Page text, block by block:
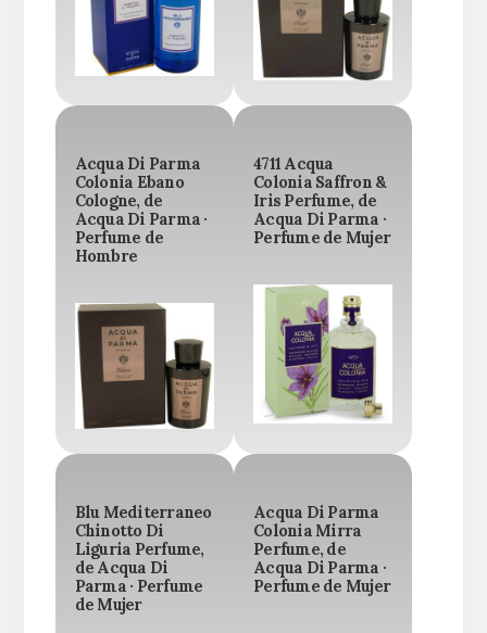
Acqua Di Parma
Colonia Ebano
Cologne, de
Acqua Di Parma ·
Perfume de
Hombre
4711 Acqua
Colonia Saffron &
Iris Perfume, de
Acqua Di Parma ·
Perfume de Mujer
Blu Mediterraneo
Chinotto Di
Liguria Perfume,
de Acqua Di
Parma · Perfume
de Mujer
Acqua Di Parma
Colonia Mirra
Perfume, de
Acqua Di Parma ·
Perfume de Mujer